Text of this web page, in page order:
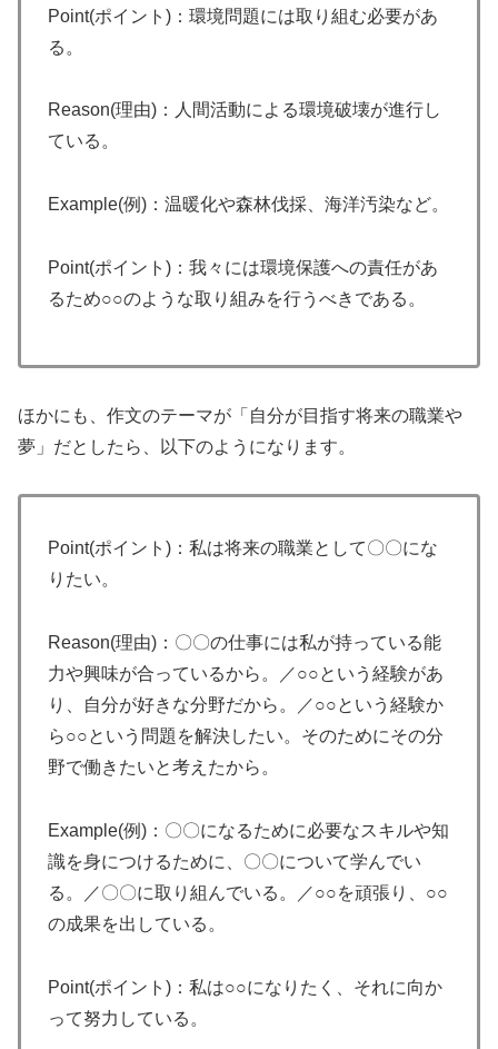
Point(ポイント)：環境問題には取り組む必要があ
る。
Reason(理由)：人間活動による環境破壊が進行し
ている。
Example(例)：温暖化や森林伐採、海洋汚染など。
Point(ポイント)：我々には環境保護への責任があ
るため○○のような取り組みを行うべきである。
ほかにも、作文のテーマが「自分が目指す将来の職業や
夢」だとしたら、以下のようになります。
Point(ポイント)：私は将来の職業として〇〇にな
りたい。
Reason(理由)：〇〇の仕事には私が持っている能
力や興味が合っているから。／○○という経験があ
り、自分が好きな分野だから。／○○という経験か
ら○○という問題を解決したい。そのためにその分
野で働きたいと考えたから。
Example(例)：〇〇になるために必要なスキルや知
識を身につけるために、〇〇について学んでい
る。／〇〇に取り組んでいる。／○○を頑張り、○○
の成果を出している。
Point(ポイント)：私は○○になりたく、それに向か
って努力している。